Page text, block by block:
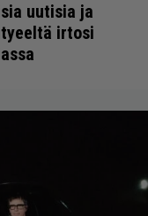
uutisia ja
irtosi